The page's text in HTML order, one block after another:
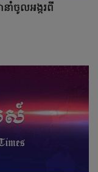
នាំចូលអង្ករពី